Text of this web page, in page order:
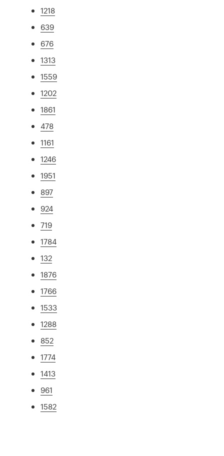
1218
639
676
1313
1559
1202
1861
478
1161
1246
1951
897
924
719
1784
132
1876
1766
1533
1288
852
1774
1413
961
1582